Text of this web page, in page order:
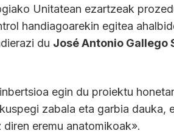
Unitatean ezartzeak
handiagoarekin egitea
du José Antonio Gallego
egin du proiektu
zabala eta garbia dauka,
eremu anatomikoak».